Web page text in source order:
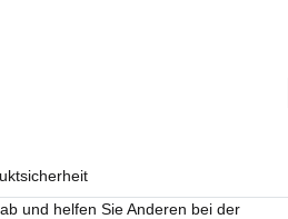
und helfen Sie Anderen bei der